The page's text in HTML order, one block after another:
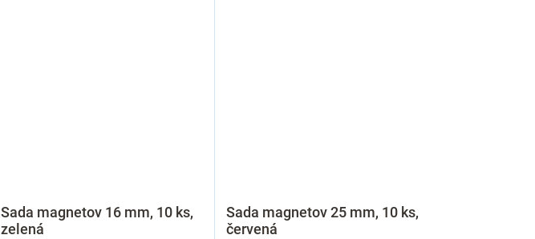
Sada magnetov 16 mm, 10 ks,
zelená
Sada magnetov 25 mm, 10 ks,
červená